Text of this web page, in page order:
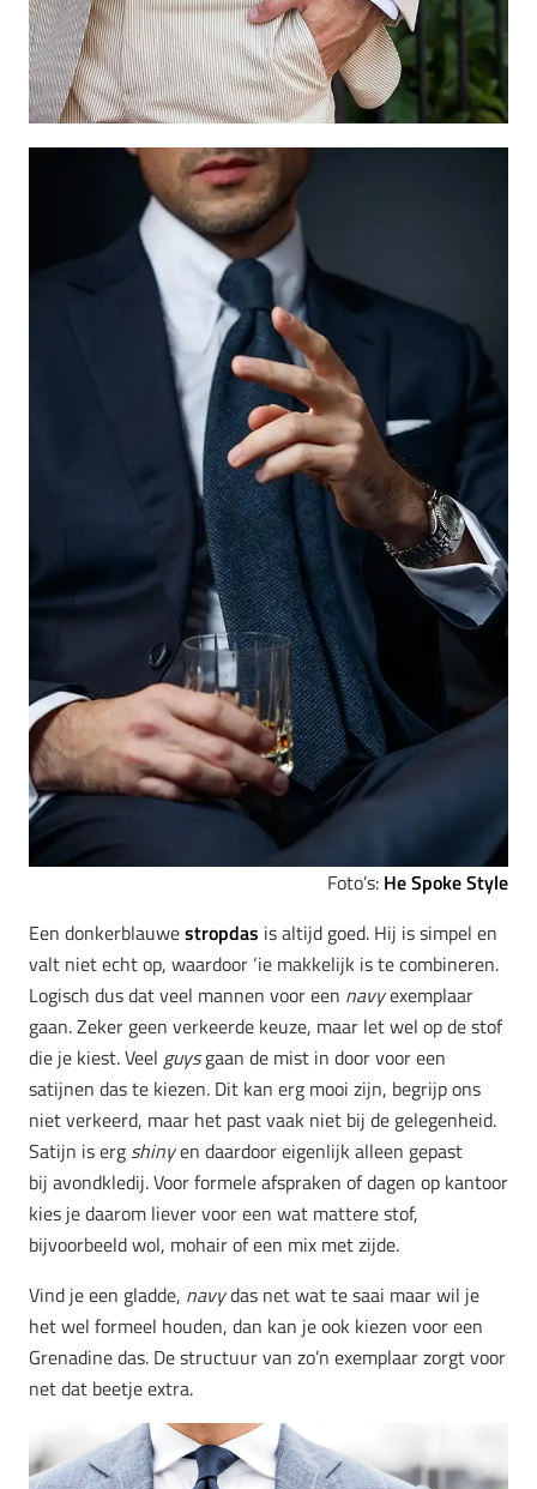
Foto’s: He Spoke Style
Een donkerblauwestropdas is altijd goed. Hij is simpel en
valt niet echt op, waardoor ‘ie makkelijk is te combineren.
Logisch dus dat veel mannen voor een navyexemplaar
gaan. Zeker geen verkeerde keuze, maar let wel op de stof
die je kiest. Veel guysgaan de mist in door voor een
satijnen das te kiezen. Dit kan erg mooi zijn, begrijp ons
niet verkeerd, maar het past vaak niet bij de gelegenheid.
Satijn is erg shinyen daardoor eigenlijk alleen gepast
bij avondkledij. Voor formele afspraken of dagen op kantoor
kies je daarom liever voor een wat mattere stof,
bijvoorbeeld wol, mohair of een mix met zijde.
Vind je een gladde, navydas net wat te saai maar wil je
het wel formeel houden, dan kan je ook kiezen voor een
Grenadine das. De structuur van zo’n exemplaar zorgt voor
net dat beetje extra.